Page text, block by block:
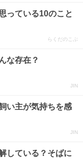
っている10のこと
らくだのこぶ
な存在？
JIN
い主が気持ちを感
JIN
している？そばに